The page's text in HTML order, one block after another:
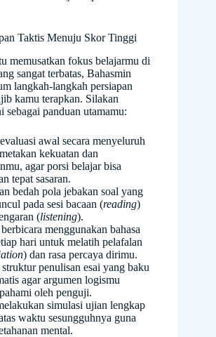
Taktis Menuju Skor Tinggi
memusatkan fokus belajarmu di
sangat terbatas, Bahasmin
langkah-langkah persiapan
kamu terapkan. Silakan
sebagai panduan utamamu:
awal secara menyeluruh
kekuatan dan
agar porsi belajar bisa
tepat sasaran.
bedah pola jebakan soal yang
pada sesi bacaan (reading)
(listening).
menggunakan bahasa
hari untuk melatih pelafalan
) dan rasa percaya dirimu.
penulisan esai yang baku
agar argumen logismu
oleh penguji.
simulasi ujian lengkap
waktu sesungguhnya guna
mental.